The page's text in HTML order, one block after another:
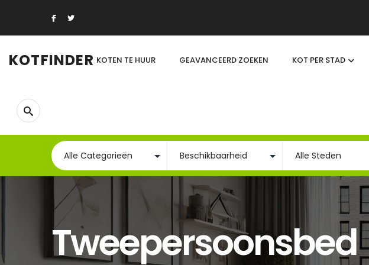
KOTFINDER KOTEN TE HUUR GEAVANCEERD ZOEKEN KOT PER STAD
Tweepersoonsbed